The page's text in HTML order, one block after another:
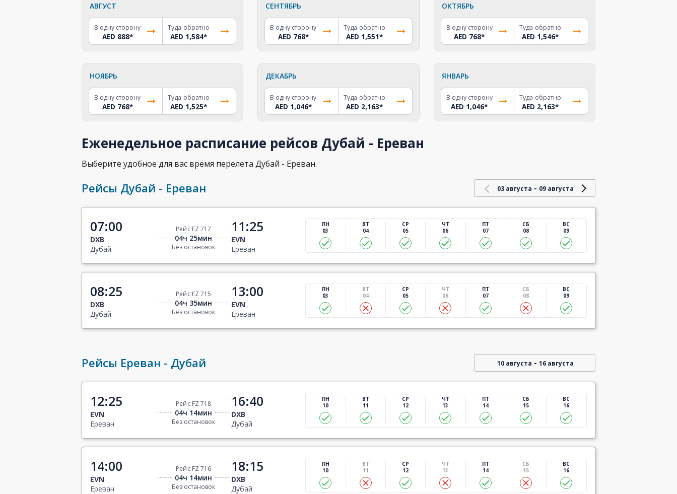
АВГУСТ
В одну сторону
AED 888*
Туда-обратно
AED 1,584*
СЕНТЯБРЬ
В одну сторону
AED 768*
Туда-обратно
AED 1,551*
ОКТЯБРЬ
В одну сторону
AED 768*
Туда-обратно
AED 1,546*
НОЯБРЬ
В одну сторону
AED 768*
Туда-обратно
AED 1,525*
ДЕКАБРЬ
В одну сторону
AED 1,046*
Туда-обратно
AED 2,163*
ЯНВАРЬ
В одну сторону
AED 1,046*
Туда-обратно
AED 2,163*
Еженедельное расписание рейсов Дубай - Ереван
Выберите удобное для вас время перелета Дубай - Ереван.
Рейсы Дубай - Ереван 03 августа - 09 августа
07:00
DXB
Дубай
Рейс FZ 717
04ч 25мин
Без остановок
11:25
EVN
Ереван
ПН
03
ВТ
04
СР
05
ЧТ
06
ПТ
07
СБ
08
ВС
09
08:25
DXB
Дубай
Рейс FZ 715
04ч 35мин
Без остановок
13:00
EVN
Ереван
ПН
03
ВТ
04
СР
05
ЧТ
06
ПТ
07
СБ
08
ВС
09
Рейсы Ереван - Дубай 10 августа - 16 августа
12:25
EVN
Ереван
Рейс FZ 718
04ч 14мин
Без остановок
16:40
DXB
Дубай
ПН
10
ВТ
11
СР
12
ЧТ
13
ПТ
14
СБ
15
ВС
16
14:00
EVN
Ереван
Рейс FZ 716
04ч 14мин
Без остановок
18:15
DXB
Дубай
ПН
10
ВТ
11
СР
12
ЧТ
13
ПТ
14
СБ
15
ВС
16